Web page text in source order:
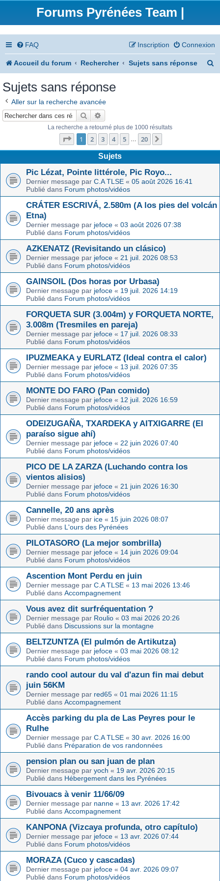
Forums Pyrénées Team |
FAQ Connexion
Inscription
Accueil du forum Rechercher Sujets sans réponse
Sujets sans réponse
Aller sur la recherche avancée
Rechercher
La recherche a retourné plus de 1000 résultats
Page 1sur20
1 2 3 4 5 … 20
Sujets
Pic Lézat, Pointe littérole, Pic Royo...
Dernier message par C.A TLSE « 05 août 2026 16:41
Publié dans Forum photos/vidéos
CRÁTER ESCRIVÁ, 2.580m (A los pies del volcán
Etna)
Dernier message par jefoce « 03 août 2026 07:38
Publié dans Forum photos/vidéos
AZKENATZ (Revisitando un clásico)
Dernier message par jefoce « 21 juil. 2026 08:53
Publié dans Forum photos/vidéos
GAINSOIL (Dos horas por Urbasa)
Dernier message par jefoce « 19 juil. 2026 14:19
Publié dans Forum photos/vidéos
FORQUETA SUR (3.004m) y FORQUETA NORTE,
3.008m (Tresmiles en pareja)
Dernier message par jefoce « 17 juil. 2026 08:33
Publié dans Forum photos/vidéos
IPUZMEAKA y EURLATZ (Ideal contra el calor)
Dernier message par jefoce « 13 juil. 2026 07:35
Publié dans Forum photos/vidéos
MONTE DO FARO (Pan comido)
Dernier message par jefoce « 12 juil. 2026 16:59
Publié dans Forum photos/vidéos
ODEIZUGAÑA, TXARDEKA y AITXIGARRE (El
paraíso sigue ahí)
Dernier message par jefoce « 22 juin 2026 07:40
Publié dans Forum photos/vidéos
PICO DE LA ZARZA (Luchando contra los
vientos alisios)
Dernier message par jefoce « 21 juin 2026 16:30
Publié dans Forum photos/vidéos
Cannelle, 20 ans après
Dernier message par ice « 15 juin 2026 08:07
Publié dans L'ours des Pyrénées
PILOTASORO (La mejor sombrilla)
Dernier message par jefoce « 14 juin 2026 09:04
Publié dans Forum photos/vidéos
Ascention Mont Perdu en juin
Dernier message par C.A TLSE « 13 mai 2026 13:46
Publié dans Accompagnement
Vous avez dit surfréquentation ?
Dernier message par Roulio « 03 mai 2026 20:26
Publié dans Discussions sur la montagne
BELTZUNTZA (El pulmón de Artikutza)
Dernier message par jefoce « 03 mai 2026 08:12
Publié dans Forum photos/vidéos
rando cool autour du val d'azun fin mai debut
juin 56KM
Dernier message par red65 « 01 mai 2026 11:15
Publié dans Accompagnement
Accès parking du pla de Las Peyres pour le
Rulhe
Dernier message par C.A TLSE « 30 avr. 2026 16:00
Publié dans Préparation de vos randonnées
pension plan ou san juan de plan
Dernier message par yoch « 19 avr. 2026 20:15
Publié dans Hébergement dans les Pyrénées
Bivouacs à venir 11/66/09
Dernier message par nanne « 13 avr. 2026 17:42
Publié dans Accompagnement
KANPONA (Vizcaya profunda, otro capítulo)
Dernier message par jefoce « 13 avr. 2026 07:44
Publié dans Forum photos/vidéos
MORAZA (Cuco y cascadas)
Dernier message par jefoce « 04 avr. 2026 09:07
Publié dans Forum photos/vidéos